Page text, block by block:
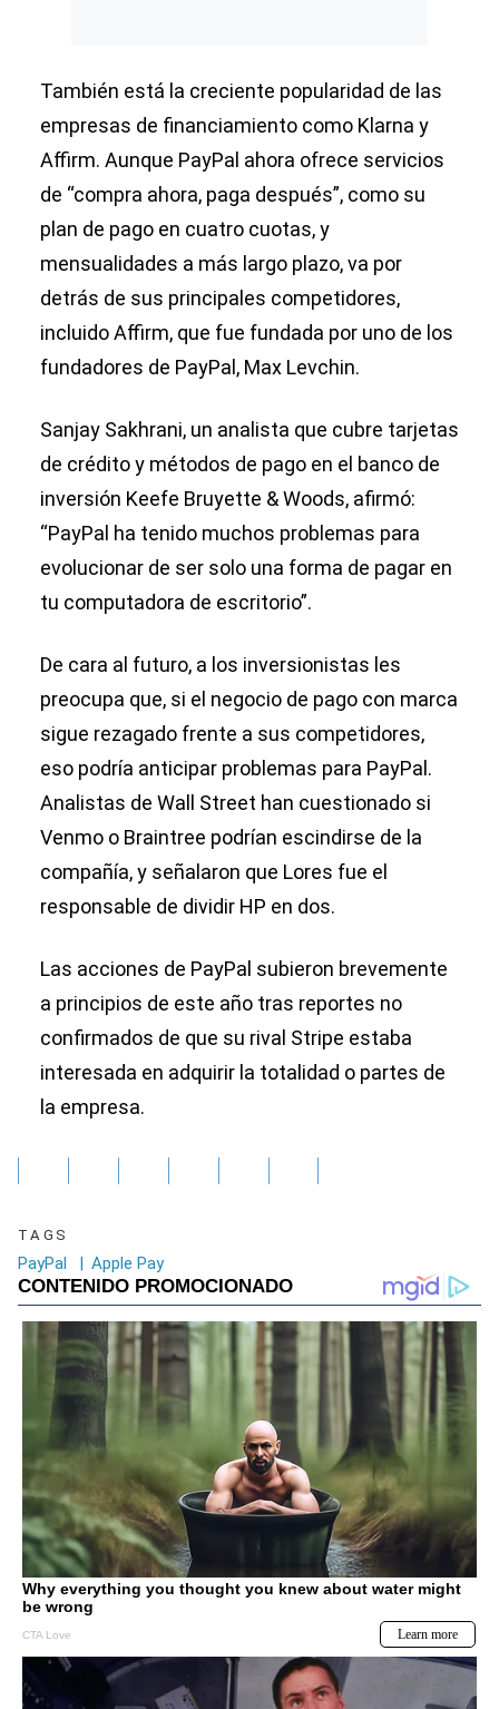
También está la creciente popularidad de las
empresas de financiamiento como Klarna y
Affirm. Aunque PayPal ahora ofrece servicios
de “compra ahora, paga después”, como su
plan de pago en cuatro cuotas, y
mensualidades a más largo plazo, va por
detrás de sus principales competidores,
incluido Affirm, que fue fundada por uno de los
fundadores de PayPal, Max Levchin.
Sanjay Sakhrani, un analista que cubre tarjetas
de crédito y métodos de pago en el banco de
inversión Keefe Bruyette & Woods, afirmó:
“PayPal ha tenido muchos problemas para
evolucionar de ser solo una forma de pagar en
tu computadora de escritorio”.
De cara al futuro, a los inversionistas les
preocupa que, si el negocio de pago con marca
sigue rezagado frente a sus competidores,
eso podría anticipar problemas para PayPal.
Analistas de Wall Street han cuestionado si
Venmo o Braintree podrían escindirse de la
compañía, y señalaron que Lores fue el
responsable de dividir HP en dos.
Las acciones de PayPal subieron brevemente
a principios de este año tras reportes no
confirmados de que su rival Stripe estaba
interesada en adquirir la totalidad o partes de
la empresa.
TAGS
PayPal | Apple Pay